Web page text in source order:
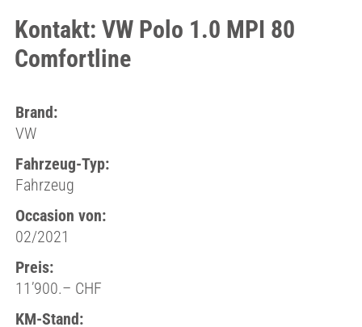
Kontakt: VW Polo 1.0 MPI 80
Comfortline
Brand:
VW
Fahrzeug-Typ:
Fahrzeug
Occasion von:
02/2021
Preis:
11’900.– CHF
KM-Stand: